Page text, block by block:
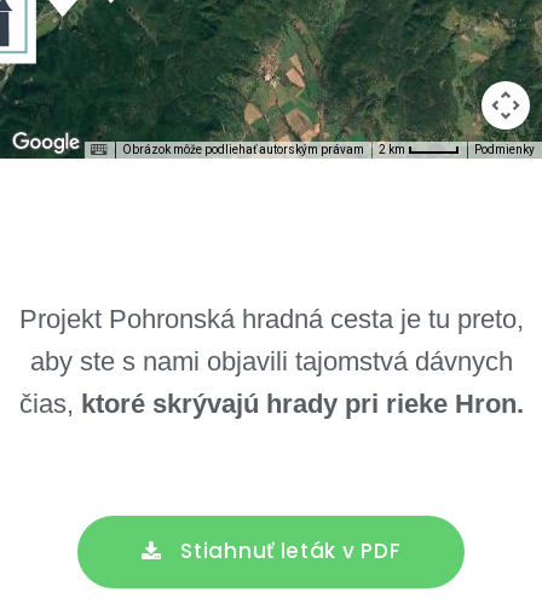
Obrázok môže podliehať autorským právam 2 km Podmienky
Projekt Pohronská hradná cesta je tu preto,
aby ste s nami objavili tajomstvá dávnych
čias, ktoré skrývajú hrady pri rieke Hron.
Stiahnuť leták v PDF